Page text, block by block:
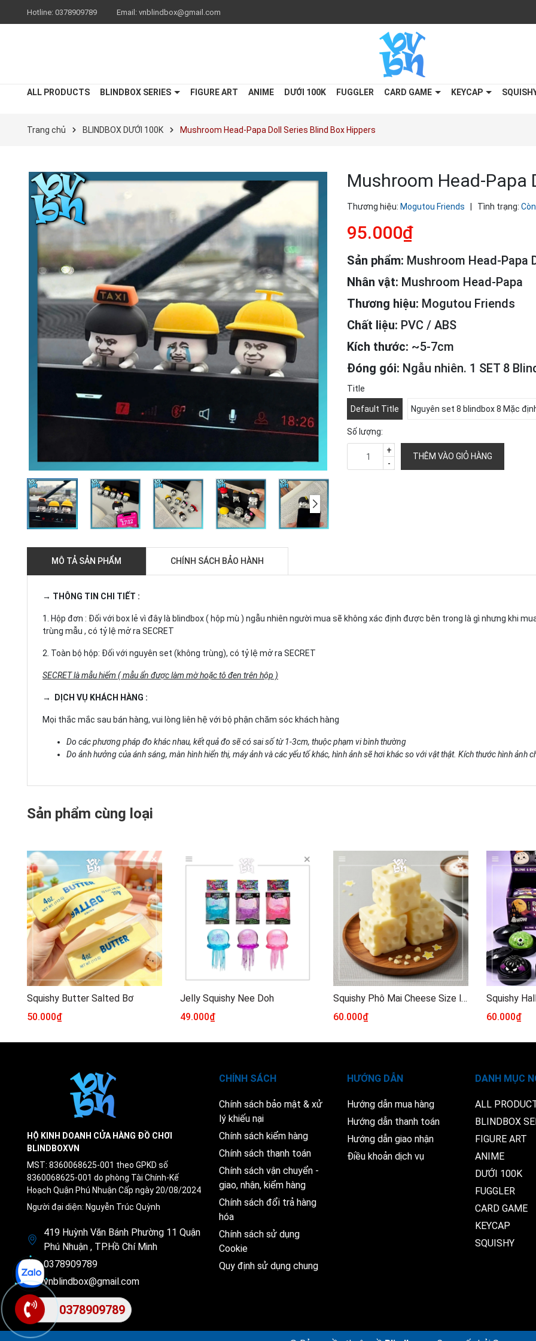
Hotline: 0378909789 Email: vnblindbox@gmail.com
ALL PRODUCTS BLINDBOX SERIES FIGURE ART ANIME DƯỚI 100K FUGGLER CARD GAME KEYCAP
Trang chủ BLINDBOX DƯỚI 100K Mushroom Head-Papa Doll Series Blind Box Hippers
Mushroom Head-Papa
Thương hiệu: Mogutou Friends Tình trạng:
95.000₫
Sản phẩm: Mushroom Head-Papa
Nhân vật: Mushroom Head-Papa
Thương hiệu: Mogutou Friends
Chất liệu: PVC / ABS
Kích thước: ~5-7cm
Đóng gói: Ngẫu nhiên. 1 SET 8
Title
Default Title Nguyên set 8 blindbox 8 Mặc
Số lượng:
-
+
THÊM VÀO GIỎ HÀNG
MÔ TẢ SẢN PHẨM CHÍNH SÁCH BẢO HÀNH
→ THÔNG TIN CHI TIẾT :
1. Hộp đơn : Đối với box lẻ vì đây là blindbox ( hộp mù ) ngẫu nhiên người mua sẽ không xác định được bên trong là gì nhưng khi
trùng mẫu , có tỷ lệ mở ra SECRET
2. Toàn bộ hộp: Đối với nguyên set (không trùng), có tỷ lệ mở ra SECRET
SECRET là mẫu hiếm ( mẫu ẩn được làm mờ hoặc tô đen trên hộp )
→ DỊCH VỤ KHÁCH HÀNG :
Mọi thắc mắc sau bán hàng, vui lòng liên hệ với bộ phận chăm sóc khách hàng
Do các phương pháp đo khác nhau, kết quả đo sẽ có sai số từ 1-3cm, thuộc phạm vi bình thường
Do ảnh hưởng của ánh sáng, màn hình hiển thị, máy ảnh và các yếu tố khác, hình ảnh sẽ hơi khác so với vật thật. Kích thước hình ảnh
Sản phẩm cùng loại
Squishy Butter Salted Bơ
50.000₫
Jelly Squishy Nee Doh
49.000₫
Squishy Phô Mai Cheese Size lớn
60.000₫
Squishy
60.000₫
HỘ KINH DOANH CỬA HÀNG ĐỒ CHƠI
BLINDBOXVN
MST: 8360068625-001 theo GPKD số
8360068625-001 do phòng Tài Chính-Kế
Hoạch Quận Phú Nhuận Cấp ngày 20/08/2024
Người đại diện: Nguyễn Trúc Quỳnh
419 Huỳnh Văn Bánh Phường 11 Quận
Phú Nhuận , TP.Hồ Chí Minh
0378909789
vnblindbox@gmail.com
CHÍNH SÁCH
Chính sách bảo mật & xử
lý khiếu nại
Chính sách kiểm hàng
Chính sách thanh toán
Chính sách vận chuyển -
giao, nhận, kiểm hàng
Chính sách đổi trả hàng
hóa
Chính sách sử dụng
Cookie
Quy định sử dụng chung
HƯỚNG DẪN
Hướng dẫn mua hàng
Hướng dẫn thanh toán
Hướng dẫn giao nhận
Điều khoản dịch vụ
DANH MỤC
ALL
BLINDBOX
FIGURE ART
ANIME
DƯỚI 100K
FUGGLER
CARD GAME
KEYCAP
SQUISHY
0378909789